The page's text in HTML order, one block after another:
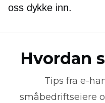
oss dykke inn.
Hvordan
Tips fra e-
småbedriftseiere